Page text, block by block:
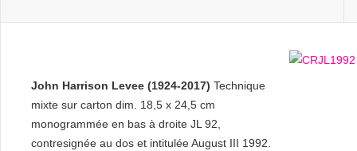
John Harrison Levee (1924-2017) Technique
mixte sur carton dim. 18,5 x 24,5 cm
monogrammée en bas à droite JL 92,
contresignée au dos et intitulée August III 1992.